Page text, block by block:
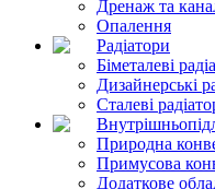
Дренаж та
Опалення
Радіатори
Біметалеві
Дизайнерські
Сталеві
Природна
Примусова
Додаткове